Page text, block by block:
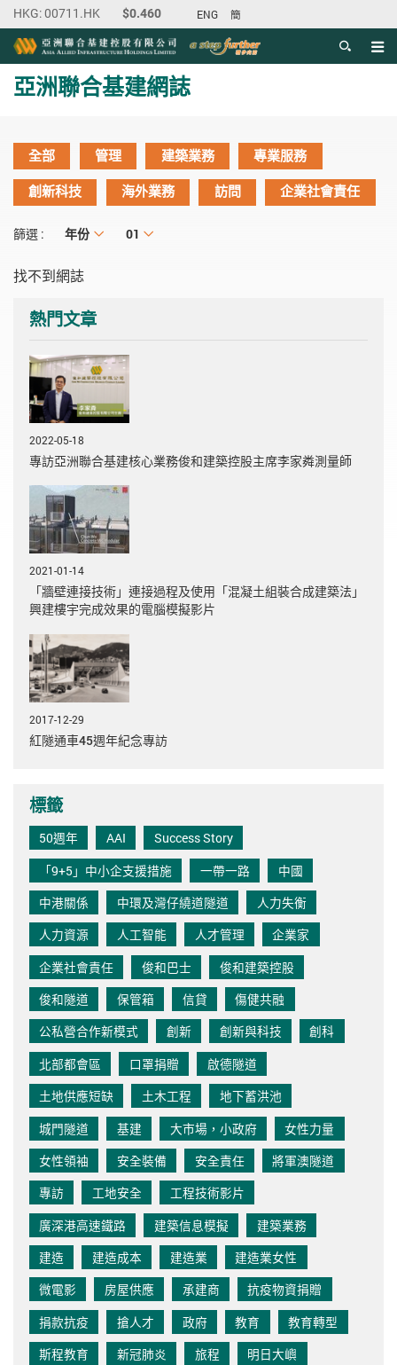
ENG 簡
目錄
主内容開始
亞洲聯合基建網誌
全部 管理 建築業務
專業服務
創新科技
海外業務 訪問 企業社會責任
篩選 : 年份
年份 月份
01
找不到網誌
熱門文章
2022-05-18
專訪亞洲聯合基建核心業務俊和建築控股主席李家粦測量師
2021-01-14
「牆壁連接技術」連接過程及使用「混凝土組裝合成建築法」
興建樓宇完成效果的電腦模擬影片
2017-12-29
紅隧通車45週年紀念專訪
標籤
50週年 AAI
Success Story
「9+5」中小企支援措施
一帶一路
中國
中港關係
中環及灣仔繞道隧道
人力失衡
人力資源
人工智能 人才管理
企業家
企業社會責任
俊和巴士
俊和建築控股
俊和隧道
保管箱 信貸
傷健共融
公私營合作新模式
創新 創新與科技
創科
北部都會區
口罩捐贈
啟德隧道
土地供應短缺
土木工程
地下蓄洪池
城門隧道
基建 大市場，小政府
女性力量
女性領袖
安全裝備 安全責任
將軍澳隧道
專訪
工地安全
工程技術影片
廣深港高速鐵路
建築信息模擬
建築業務
建造
建造成本 建造業
建造業女性
微電影
房屋供應 承建商
抗疫物資捐贈
捐款抗疫
搶人才 政府 教育
教育轉型
斯程教育
新冠肺炎 旅程
明日大嶼